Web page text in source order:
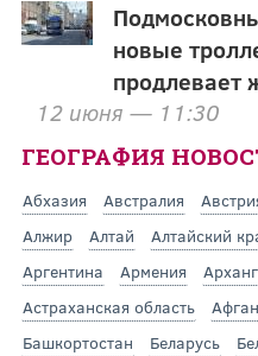
новые
продлевает
12 июня — 11:30
ГЕОГРАФИЯ
Абхазия Австралия
Алжир
Алтай Алтайский
Аргентина
Армения
Астраханская область
Башкортостан
Беларусь